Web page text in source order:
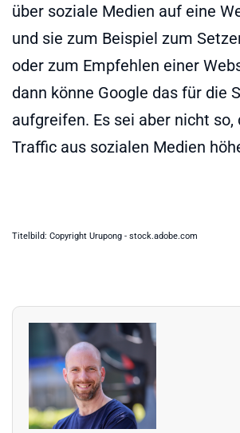
über soziale Medien auf eine
und sie zum Beispiel zum
oder zum Empfehlen einer
dann könne Google das für die
aufgreifen. Es sei aber nicht so,
Traffic aus sozialen Medien
Titelbild: Copyright Urupong - stock.adobe.com